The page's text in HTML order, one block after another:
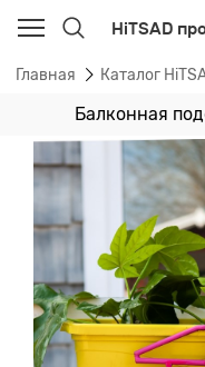
HiTSAD
Главная Каталог
Балконная